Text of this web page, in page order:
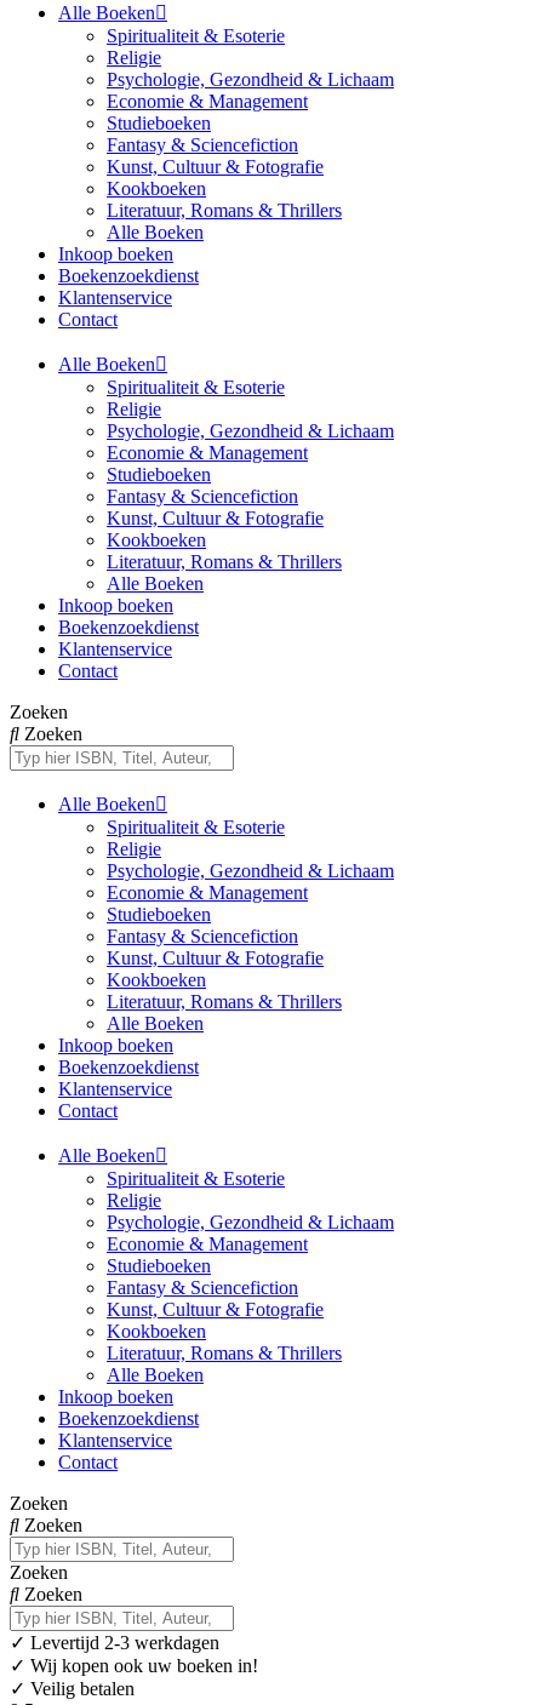
Alle Boeken
Spiritualiteit & Esoterie
Religie
Psychologie, Gezondheid & Lichaam
Economie & Management
Studieboeken
Fantasy & Sciencefiction
Kunst, Cultuur & Fotografie
Kookboeken
Literatuur, Romans & Thrillers
Alle Boeken
Inkoop boeken
Boekenzoekdienst
Klantenservice
Contact
Alle Boeken
Spiritualiteit & Esoterie
Religie
Psychologie, Gezondheid & Lichaam
Economie & Management
Studieboeken
Fantasy & Sciencefiction
Kunst, Cultuur & Fotografie
Kookboeken
Literatuur, Romans & Thrillers
Alle Boeken
Inkoop boeken
Boekenzoekdienst
Klantenservice
Contact
Zoeken
Zoeken
Alle Boeken
Spiritualiteit & Esoterie
Religie
Psychologie, Gezondheid & Lichaam
Economie & Management
Studieboeken
Fantasy & Sciencefiction
Kunst, Cultuur & Fotografie
Kookboeken
Literatuur, Romans & Thrillers
Alle Boeken
Inkoop boeken
Boekenzoekdienst
Klantenservice
Contact
Alle Boeken
Spiritualiteit & Esoterie
Religie
Psychologie, Gezondheid & Lichaam
Economie & Management
Studieboeken
Fantasy & Sciencefiction
Kunst, Cultuur & Fotografie
Kookboeken
Literatuur, Romans & Thrillers
Alle Boeken
Inkoop boeken
Boekenzoekdienst
Klantenservice
Contact
Zoeken
Zoeken
Zoeken
Zoeken
✓ Levertijd 2-3 werkdagen
✓ Wij kopen ook uw boeken in!
✓ Veilig betalen